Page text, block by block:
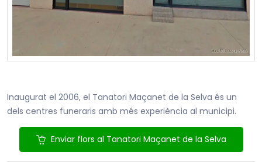
Inaugurat el 2006, el Tanatori Maçanet de la Selva és un
dels centres funeraris amb més experiència al municipi.
Enviar flors al Tanatori Maçanet de la Selva